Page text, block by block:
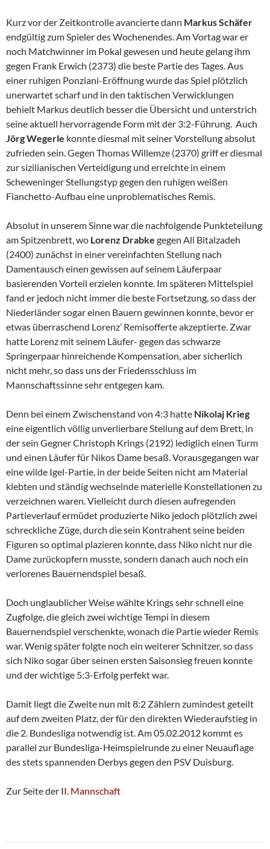
Kurz vor der Zeitkontrolle avancierte dann Markus Schäfer
endgültig zum Spieler des Wochenendes. Am Vortag war er
noch Matchwinner im Pokal gewesen und heute gelang ihm
gegen Frank Erwich (2373) die beste Partie des Tages. Aus
einer ruhigen Ponziani-Eröffnung wurde das Spiel plötzlich
unerwartet scharf und in den taktischen Verwicklungen
behielt Markus deutlich besser die Übersicht und unterstrich
seine aktuell hervorragende Form mit der 3:2-Führung. Auch
Jörg Wegerle konnte diesmal mit seiner Vorstellung absolut
zufrieden sein. Gegen Thomas Willemze (2370) griff er diesmal
zur sizilianischen Verteidigung und erreichte in einem
Scheweninger Stellungstyp gegen den ruhigen weißen
Fianchetto-Aufbau eine unproblematisches Remis.
Absolut in unserem Sinne war die nachfolgende Punkteteilung
am Spitzenbrett, wo Lorenz Drabke gegen Ali Bitalzadeh
(2400) zunächst in einer vereinfachten Stellung nach
Damentausch einen gewissen auf seinem Läuferpaar
basierenden Vorteil erzielen konnte. Im späteren Mittelspiel
fand er jedoch nicht immer die beste Fortsetzung, so dass der
Niederländer sogar einen Bauern gewinnen konnte, bevor er
etwas überraschend Lorenz’ Remisofferte akzeptierte. Zwar
hatte Lorenz mit seinem Läufer- gegen das schwarze
Springerpaar hinreichende Kompensation, aber sicherlich
nicht mehr, so dass uns der Friedensschluss im
Mannschaftssinne sehr entgegen kam.
Denn bei einem Zwischenstand von 4:3 hatte Nikolaj Krieg
eine eigentlich völlig unverlierbare Stellung auf dem Brett, in
der sein Gegner Christoph Krings (2192) lediglich einen Turm
und einen Läufer für Nikos Dame besaß. Vorausgegangen war
eine wilde Igel-Partie, in der beide Seiten nicht am Material
klebten und ständig wechselnde materielle Konstellationen zu
verzeichnen waren. Vielleicht durch diesen aufregenden
Partieverlauf ermüdet produzierte Niko jedoch plötzlich zwei
schreckliche Züge, durch die sein Kontrahent seine beiden
Figuren so optimal plazieren konnte, dass Niko nicht nur die
Dame zurückopfern musste, sondern danach auch noch ein
verlorenes Bauernendspiel besaß.
Doch unglaublicher Weise wählte Krings sehr schnell eine
Zugfolge, die gleich zwei wichtige Tempi in diesem
Bauernendspiel verschenkte, wonach die Partie wieder Remis
war. Wenig später folgte noch ein weiterer Schnitzer, so dass
sich Niko sogar über seinen ersten Saisonsieg freuen konnte
und der wichtige 5:3-Erfolg perfekt war.
Damit liegt die Zweite nun mit 8:2 Zählern zumindest geteilt
auf dem zweiten Platz, der für den direkten Wiederaufstieg in
die 2. Bundesliga notwendig ist. Am 05.02.2012 kommt es
parallel zur Bundesliga-Heimspielrunde zu einer Neuauflage
des stets spannenden Derbys gegen den PSV Duisburg.
Zur Seite der II. Mannschaft